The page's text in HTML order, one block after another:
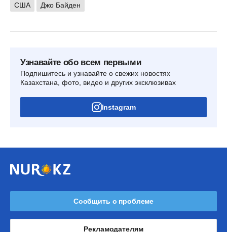
США Джо Байден
Узнавайте обо всем первыми
Подпишитесь и узнавайте о свежих новостях
Казахстана, фото, видео и других эксклюзивах
Instagram
Сообщить о проблеме
Рекламодателям